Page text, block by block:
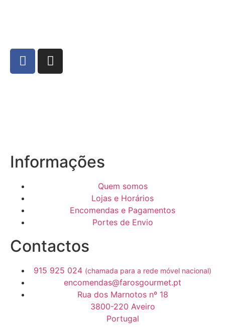
Informações
Quem somos
Lojas e Horários
Encomendas e Pagamentos
Portes de Envio
Contactos
915 925 024 (chamada para a rede móvel nacional)
encomendas@farosgourmet.pt
Rua dos Marnotos nº 18
3800-220 Aveiro
Portugal